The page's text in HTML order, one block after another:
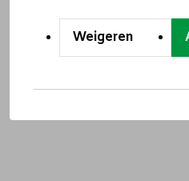
Weigeren